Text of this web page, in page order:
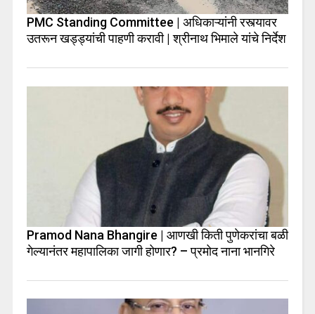
PMC Standing Committee | अधिकाऱ्यांनी रस्त्यावर
उतरून खड्ड्यांची पाहणी करावी | श्रीनाथ भिमाले यांचे निर्देश
Pramod Nana Bhangire | आणखी किती पुणेकरांचा बळी
गेल्यानंतर महापालिका जागी होणार? – प्रमोद नाना भानगिरे